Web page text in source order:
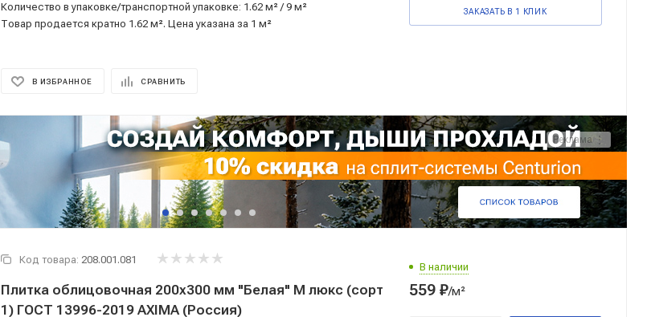
Количество в упаковке/транспортной упаковке: 1.62 м² / 9 м²
Товар продается кратно 1.62 м². Цена указана за 1 м²
В ИЗБРАННОЕ СРАВНИТЬ
ЗАКАЗАТЬ В 1 КЛИК
Реклама ⋮
Код товара: 208.001.081
Плитка облицовочная 200x300 мм "Белая" М люкс (сорт
1) ГОСТ 13996-2019 AXIMA (Россия)
В наличии
559 ₽/м²